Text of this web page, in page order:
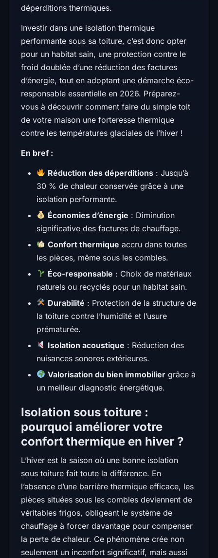
déperditions thermiques.
Investir dans une isolation thermique
performante sous sa toiture, c’est donc opter
pour un habitat sain, une protection contre le
froid doublée d’une réduction des factures
d’énergie, tout en adoptant une démarche éco-
responsable essentielle en 2026. Préparez-
vous à découvrir comment faire du simple toit
de votre maison une forteresse thermique
contre les températures glaciales de l’hiver !
En bref :
Réduction des déperditions : Jusqu’à
30 % de chaleur conservée grâce à une
isolation performante.
Économies d’énergie : Diminution
significative des factures de chauffage.
Confort thermique accru dans toutes
les pièces, même sous les combles.
Éco-responsable : Choix de matériaux
naturels ou recyclés pour un habitat sain.
Durabilité : Protection de la structure de
la toiture contre l’humidité et l’usure
prématurée.
Isolation acoustique : Réduction des
nuisances sonores extérieures.
Valorisation du bien immobilier grâce à
un meilleur diagnostic énergétique.
Isolation sous toiture :
pourquoi améliorer votre
confort thermique en hiver ?
L’hiver est la saison où une bonne isolation
sous toiture fait toute la différence. En
l’absence d’une barrière thermique efficace, les
pièces situées sous les combles deviennent de
véritables frigos, obligeant le système de
chauffage à forcer davantage pour compenser
la perte de chaleur. Ce phénomène crée non
seulement un inconfort significatif, mais aussi